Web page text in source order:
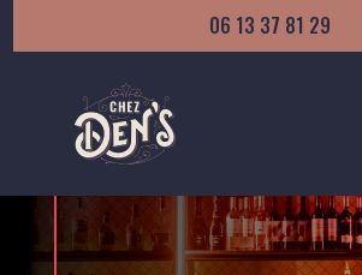
06 13 37 81 29